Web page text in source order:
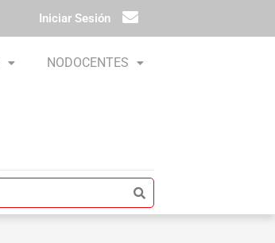
Iniciar Sesión
NODOCENTES